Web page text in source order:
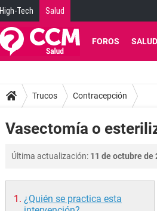
High-Tech Salud
FOROS SALUD
Trucos Contracepción
Vasectomía o
Última actualización: 11 de octubre de
¿Quién se practica esta